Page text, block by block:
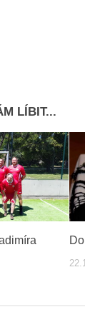
LÍBIT...